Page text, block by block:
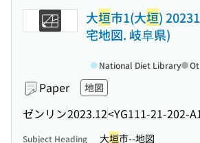
大垣市1(大垣)
宅地図. 岐阜県)
Paper 地図
ゼンリン2023.12<YG111-21-202-
National Diet Library
Subject Heading 大垣市--地図